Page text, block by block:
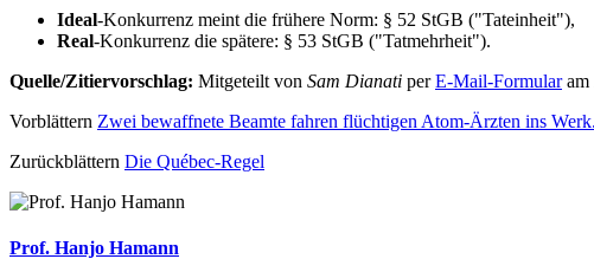
Ideal-Konkurrenz meint die frühere Norm: § 52 StGB ("Tateinheit"),
Real-Konkurrenz die spätere: § 53 StGB ("Tatmehrheit").
Quelle/Zitiervorschlag: Mitgeteilt von Sam Dianati perE-Mail-Formularam
Vorblättern Zwei bewaffnete Beamte fahren flüchtigen Atom-Ärzten ins Werk.
Zurückblättern Die Québec-Regel
Prof. Hanjo Hamann